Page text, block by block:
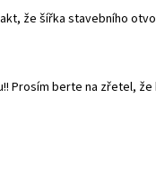
že šířka stavebního
Prosím berte na zřetel, že